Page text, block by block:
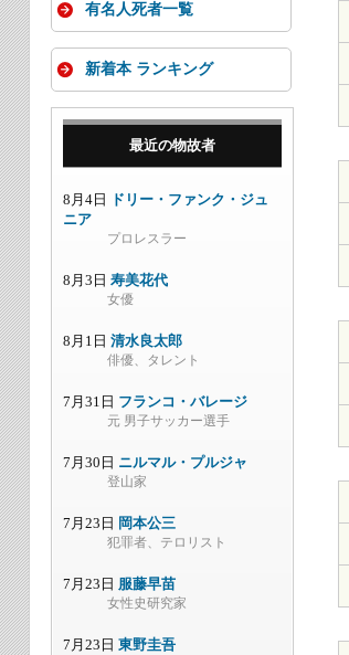
有名人死者一覧
新着本 ランキング
最近の物故者
8月4日
ドリー・ファンク・ジュ
ニア
プロレスラー
8月3日 寿美花代
女優
8月1日 清水良太郎
俳優、タレント
7月31日 フランコ・バレージ
元 男子サッカー選手
7月30日 ニルマル・プルジャ
登山家
7月23日 岡本公三
犯罪者、テロリスト
7月23日 服藤早苗
女性史研究家
7月23日 東野圭吾